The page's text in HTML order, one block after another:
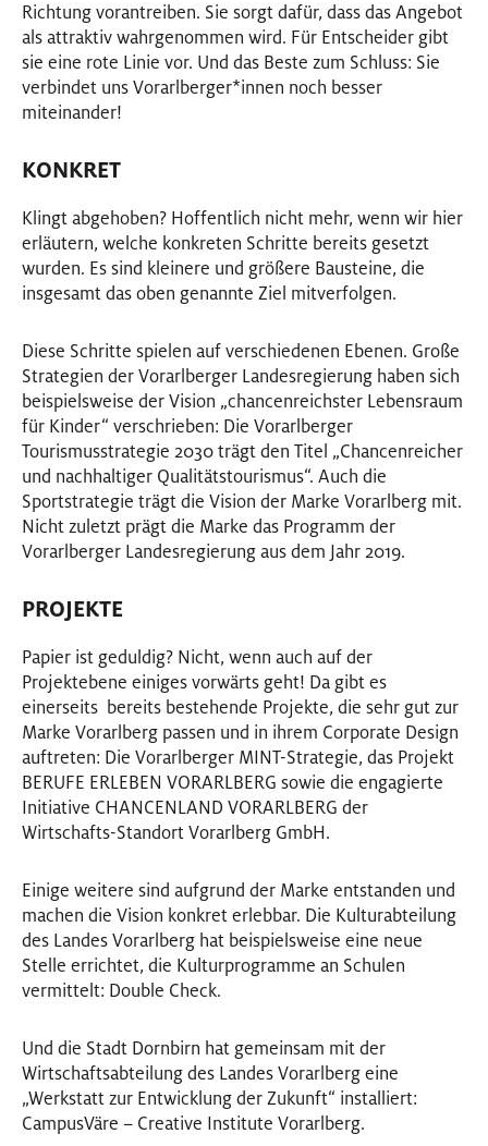
Richtung vorantreiben. Sie sorgt dafür, dass das Angebot
als attraktiv wahrgenommen wird. Für Entscheider gibt
sie eine rote Linie vor. Und das Beste zum Schluss: Sie
verbindet uns Vorarlberger*innen Innen
noch besser
miteinander!
KONKRET
Klingt abgehoben? Hoffentlich nicht mehr, wenn wir hier
erläutern, welche konkreten Schritte bereits gesetzt
wurden. Es sind kleinere und größere Bausteine, die
insgesamt das oben genannte Ziel mitverfolgen.
Diese Schritte spielen auf verschiedenen Ebenen. Große
Strategien der Vorarlberger Landesregierung haben sich
beispielsweise der Vision „chancenreichster Lebensraum
für Kinder“ verschrieben: Die Vorarlberger
Tourismusstrategie 2030 trägt den Titel „Chancenreicher
und nachhaltiger Qualitätstourismus“. Auch die
Sportstrategie trägt die Vision der Marke Vorarlberg mit.
Nicht zuletzt prägt die Marke das Programm der
Vorarlberger Landesregierung aus dem Jahr 2019.
PROJEKTE
Papier ist geduldig? Nicht, wenn auch auf der
Projektebene einiges vorwärts geht! Da gibt es
einerseits bereits bestehende Projekte, die sehr gut zur
Marke Vorarlberg passen und in ihrem Corporate Design
auftreten: Die Vorarlberger MINT-Strategie, das Projekt
BERUFE ERLEBEN VORARLBERG sowie die engagierte
Initiative CHANCENLAND VORARLBERG der
Wirtschafts-Standort Vorarlberg GmbH.
Einige weitere sind aufgrund der Marke entstanden und
machen die Vision konkret erlebbar. Die Kulturabteilung
des Landes Vorarlberg hat beispielsweise eine neue
Stelle errichtet, die Kulturprogramme an Schulen
vermittelt: Double Check.
Und die Stadt Dornbirn hat gemeinsam mit der
Wirtschaftsabteilung des Landes Vorarlberg eine
„Werkstatt zur Entwicklung der Zukunft“ installiert:
CampusVäre – Creative Institute Vorarlberg.